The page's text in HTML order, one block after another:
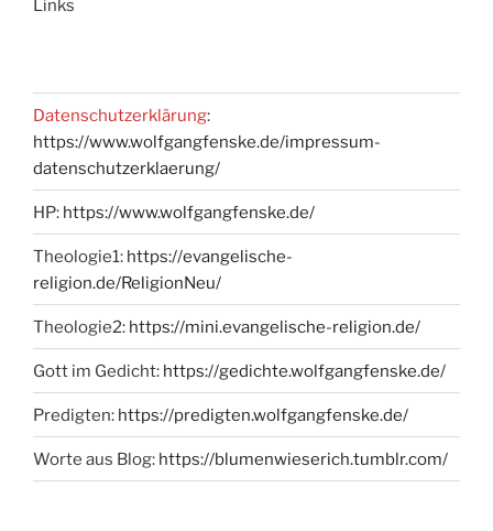
Links
Datenschutzerklärung:
https://www.wolfgangfenske.de/impressum-
datenschutzerklaerung/
HP: https://www.wolfgangfenske.de/
Theologie1: https://evangelische-
religion.de/ReligionNeu/
Theologie2: https://mini.evangelische-religion.de/
Gott im Gedicht: https://gedichte.wolfgangfenske.de/
Predigten: https://predigten.wolfgangfenske.de/
Worte aus Blog: https://blumenwieserich.tumblr.com/